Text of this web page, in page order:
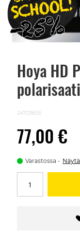
Hoya HD
24703655
77,00 €
Varastossa
Skip
beginning
images